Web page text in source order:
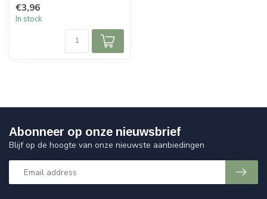
€3,96
In stock
Abonneer op onze nieuwsbrief
Blijf op de hoogte van onze nieuwste aanbiedingen